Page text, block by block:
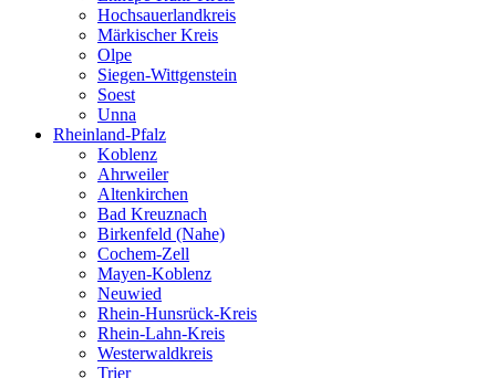
Hochsauerlandkreis
Märkischer Kreis
Olpe
Siegen-Wittgenstein
Soest
Unna
Rheinland-Pfalz
Koblenz
Ahrweiler
Altenkirchen
Bad Kreuznach
Birkenfeld (Nahe)
Cochem-Zell
Mayen-Koblenz
Neuwied
Rhein-Hunsrück-Kreis
Rhein-Lahn-Kreis
Westerwaldkreis
Trier